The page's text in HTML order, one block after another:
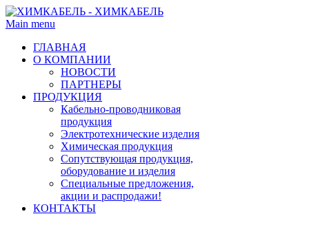
Main menu
ГЛАВНАЯ
О КОМПАНИИ
НОВОСТИ
ПАРТНЕРЫ
ПРОДУКЦИЯ
Кабельно-проводниковая
продукция
Электротехнические изделия
Химическая продукция
Сопутствующая продукция,
оборудование и изделия
Специальные предложения,
акции и распродажи!
КОНТАКТЫ